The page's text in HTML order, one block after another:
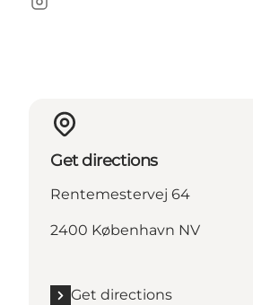
Instagram
Get directions
Rentemestervej 64
2400 København NV
Get directions